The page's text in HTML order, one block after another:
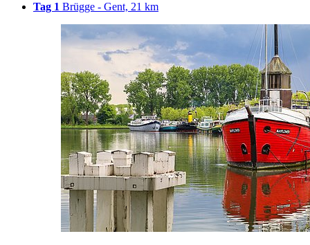
Tag 1 Brügge - Gent, 21 km